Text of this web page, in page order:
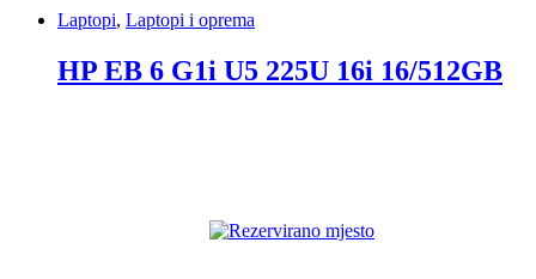
Laptopi, Laptopi i oprema
HP EB 6 G1i U5 225U 16i 16/512GB